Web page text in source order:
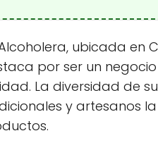
ubicada en
por ser un
La diversidad de
y artesanos